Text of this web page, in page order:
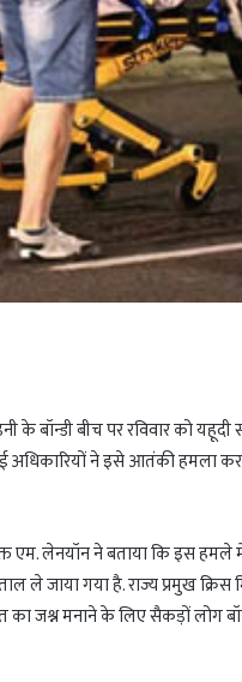
के बॉन्डी बीच पर रविवार को
अधिकारियों ने इसे आतंकी हमला
लेनयॉन ने बताया कि इस हमले
ले जाया गया है. राज्य प्रमुख क्रिस
का जश्न मनाने के लिए सैकड़ों लोग